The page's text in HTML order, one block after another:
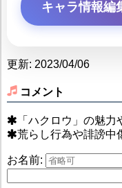
キャラ情報編
更新: 2023/04/06
コメント
「ハクロウ」の魅力
荒らし行為や誹謗中
お名前: